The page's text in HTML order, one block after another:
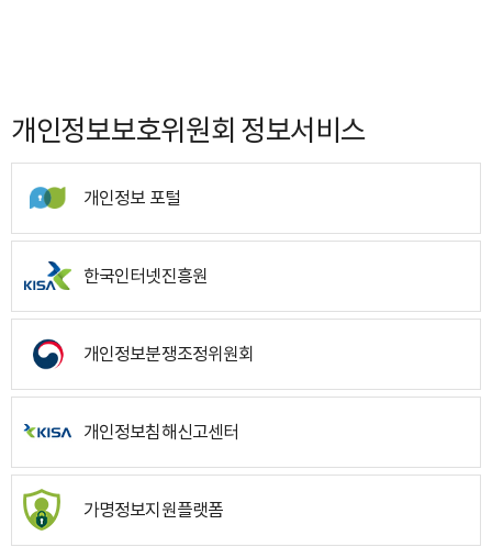
개인정보보호위원회 정보서비스
개인정보 포털
한국인터넷진흥원
개인정보분쟁조정위원회
개인정보침해신고센터
가명정보지원플랫폼